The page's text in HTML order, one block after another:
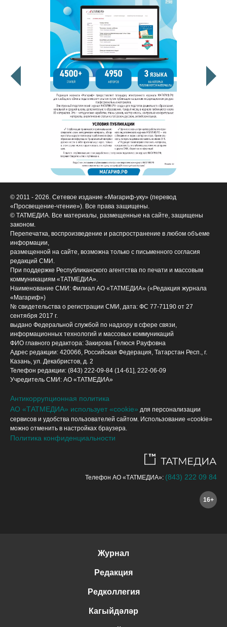
© 2011 - 2026. Сетевое издание «Мәгариф-уку» (перевод
«Просвещение-чтение»). Все права защищены.
© ТАТМЕДИА. Все материалы, размещенные на сайте, защищены
законом.
Перепечатка, воспроизведение и распространение в любом объеме
информации,
размещенной на сайте, возможна только с письменного согласия
редакций СМИ.
При поддержке Республиканского агентства по печати и массовым
коммуникациям «ТАТМЕДИА».
Наименование СМИ: Филиал АО «ТАТМЕДИА» («Редакция журнала
«Магариф»)
№ свидетельства о регистрации СМИ, дата: ФС 77-71190 от 27
сентября 2017 г.
выдано Федеральной службой по надзору в сфере связи,
информационных технологий и массовых коммуникаций
ФИО главного редактора: Закирова Гелюся Рауфовна
Адрес редакции: 420066, Российская Федерация, Татарстан Респ., г.
Казань, ул. Декабристов, д. 2
Телефон редакции: (843) 222-09-84 (14-61], 222-06-09
Учредитель СМИ: АО «ТАТМЕДИА»
Антикоррупционная политика
АО «ТАТМЕДИА» использует «cookie» для персонализации
сервисов и удобства пользователей сайтом. Использование «cookie»
можно отменить в настройках браузера.
Политика конфиденциальности
Телефон АО «ТАТМЕДИА»: (843) 222 09 84
16+
Журнал
Редакция
Редколлегия
Кагыйдәләр